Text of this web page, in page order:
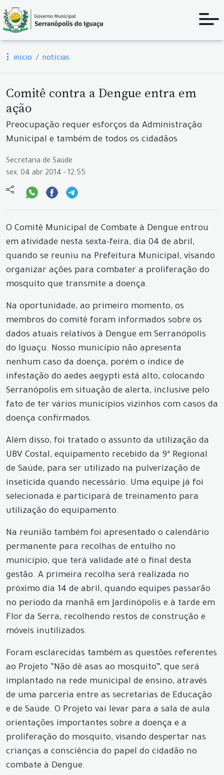
início notícias
Comitê contra a Dengue entra em
ação
Preocupação requer esforços da Administração
Municipal e também de todos os cidadãos
Secretaria de Saúde
sex, 04 abr 2014 - 12:55
O Comitê Municipal de Combate à Dengue entrou
em atividade nesta sexta-feira, dia 04 de abril,
quando se reuniu na Prefeitura Municipal, visando
organizar ações para combater a proliferação do
mosquito que transmite a doença.
Na oportunidade, ao primeiro momento, os
membros do comitê foram informados sobre os
dados atuais relativos à Dengue em Serranópolis
do Iguaçu. Nosso município não apresenta
nenhum caso da doença, porém o índice de
infestação do aedes aegypti está alto, colocando
Serranópolis em situação de alerta, inclusive pelo
fato de ter vários municípios vizinhos com casos da
doença confirmados.
Além disso, foi tratado o assunto da utilização da
UBV Costal, equipamento recebido da 9ª Regional
de Saúde, para ser utilizado na pulverização de
inseticida quando necessário. Uma equipe já foi
selecionada e participará de treinamento para
utilização do equipamento.
Na reunião também foi apresentado o calendário
permanente para recolhas de entulho no
município, que terá validade até o final desta
gestão. A primeira recolha será realizada no
próximo dia 14 de abril, quando equipes passarão
no período da manhã em Jardinópolis e à tarde em
Flor da Serra, recolhendo restos de construção e
móveis inutilizados.
Foram esclarecidas também as questões referentes
ao Projeto “Não dê asas ao mosquito”, que será
implantado na rede municipal de ensino, através
de uma parceria entre as secretarias de Educação
e de Saúde. O Projeto vai levar para a sala de aula
orientações importantes sobre a doença e a
proliferação do mosquito, visando despertar nas
crianças a consciência do papel do cidadão no
combate à Dengue.